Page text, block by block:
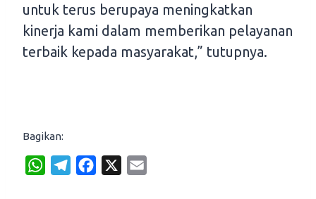
untuk terus berupaya meningkatkan
kinerja kami dalam memberikan pelayanan
terbaik kepada masyarakat,” tutupnya.
Bagikan:
W